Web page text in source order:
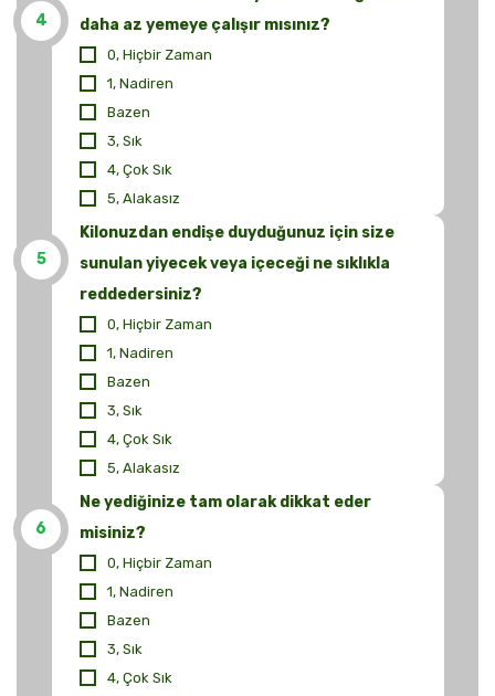
4
daha az yemeye çalışır mısınız?
0, Hiçbir Zaman
1, Nadiren
Bazen
3, Sık
4, Çok Sık
5, Alakasız
5
Kilonuzdan endişe duyduğunuz için size
sunulan yiyecek veya içeceği ne sıklıkla
reddedersiniz?
0, Hiçbir Zaman
1, Nadiren
Bazen
3, Sık
4, Çok Sık
5, Alakasız
6
Ne yediğinize tam olarak dikkat eder
misiniz?
0, Hiçbir Zaman
1, Nadiren
Bazen
3, Sık
4, Çok Sık